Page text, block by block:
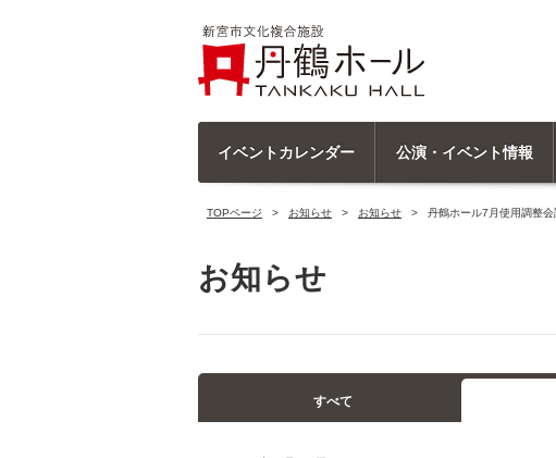
イベントカレンダー 公演・イベント情報
TOPページ お知らせ お知らせ 丹鶴ホール7月使用調整会
お知らせ
すべて